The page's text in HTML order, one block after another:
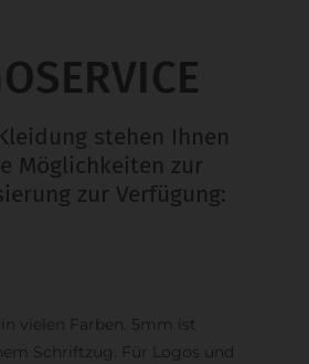
stehen Ihnen
Möglichkeiten zur
zur Verfügung:
vielen Farben. 5mm ist
Schriftzug. Für Logos und